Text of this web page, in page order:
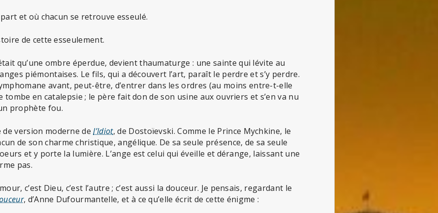
et où chacun se retrouve esseulé.
de cette esseulement.
qu’une ombre éperdue, devient thaumaturge : une sainte qui lévite au
piémontaises. Le fils, qui a découvert l’art, paraît le perdre et s’y perdre.
avant, peut-être, d’entrer dans les ordres (au moins entre-t-elle
tombe en catalepsie ; le père fait don de son usine aux ouvriers et s’en va nu
prophète fou.
de version moderne del’Idiot, de Dostoïevski. Comme le Prince Mychkine, le
de son charme christique, angélique. De sa seule présence, de sa seule
et y porte la lumière. L’ange est celui qui éveille et dérange, laissant une
pas.
c’est Dieu, c’est l’autre ; c’est aussi la douceur. Je pensais, regardant le
, d’Anne Dufourmantelle, et à ce qu’elle écrit de cette énigme :